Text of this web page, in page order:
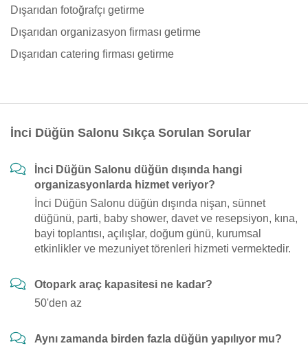
Dışarıdan fotoğrafçı getirme
Dışarıdan organizasyon firması getirme
Dışarıdan catering firması getirme
İnci Düğün Salonu Sıkça Sorulan Sorular
İnci Düğün Salonu düğün dışında hangi
organizasyonlarda hizmet veriyor?
İnci Düğün Salonu düğün dışında nişan, sünnet
düğünü, parti, baby shower, davet ve resepsiyon, kına,
bayi toplantısı, açılışlar, doğum günü, kurumsal
etkinlikler ve mezuniyet törenleri hizmeti vermektedir.
Otopark araç kapasitesi ne kadar?
50'den az
Aynı zamanda birden fazla düğün yapılıyor mu?